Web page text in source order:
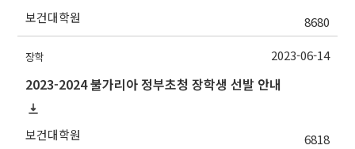
보건대학원 8680
장학
2023-2024 불가리아 정부초청 장학생 선발 안내
보건대학원 6818
2023-06-14